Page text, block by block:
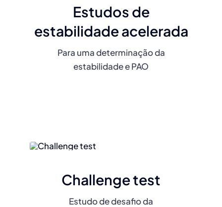
Estudos de
estabilidade acelerada
Para uma determinação da
estabilidade e PAO
Challenge test
Estudo de desafio da